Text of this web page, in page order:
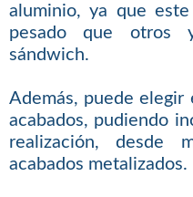
aluminio, ya que
pesado que otros
sándwich.
Además, puede
acabados, pudiendo
realización, desde
acabados metalizados.